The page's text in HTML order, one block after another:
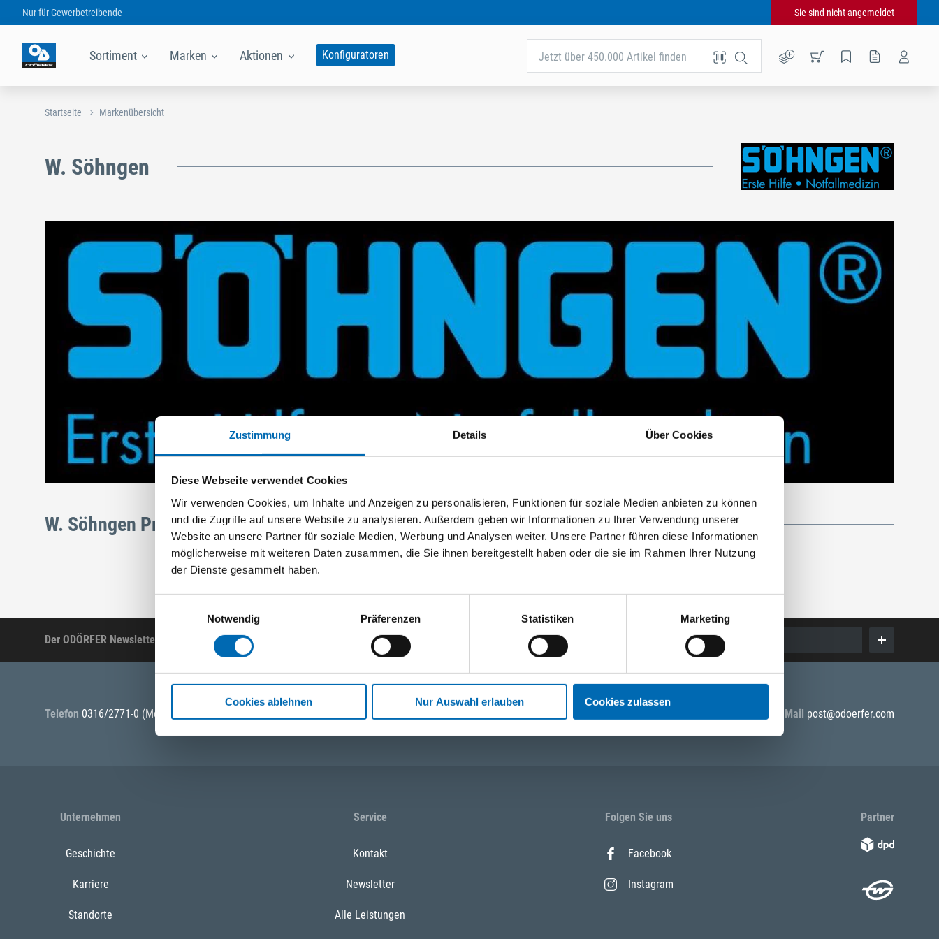
Zustimmung Details Über Cookies
Diese Webseite verwendet Cookies
Wir verwenden Cookies, um Inhalte und Anzeigen zu personalisieren, Funktionen für soziale Medien anbieten zu können
und die Zugriffe auf unsere Website zu analysieren. Außerdem geben wir Informationen zu Ihrer Verwendung unserer
Website an unsere Partner für soziale Medien, Werbung und Analysen weiter. Unsere Partner führen diese Informationen
möglicherweise mit weiteren Daten zusammen, die Sie ihnen bereitgestellt haben oder die sie im Rahmen Ihrer Nutzung
der Dienste gesammelt haben.
Notwendig
Präferenzen Statistiken Marketing
Cookies ablehnen Nur Auswahl erlauben Cookies zulassen
Nur fürGewerbetreibende Sie sind nicht angemeldet
Sortiment Marken Aktionen Konfiguratoren Jetzt über 450.000 Artikel finden
Startseite Markenübersicht
W. Söhngen
W. Söhngen Produkte
Der ODÖRFER Newsletter Produktneuheiten, Aktionen und Anwendungen. Bleiben Sie über Ihre Themen informiert! E-Mail eingeben
Telefon 0316/2771-0 (Mo - Do: 07:30 - 17:00 Uhr Fr: 07:30 - 13:00 Uhr) E-Mail post@odoerfer.com
Unternehmen
Geschichte
Karriere
Standorte
Service
Kontakt
Newsletter
Alle Leistungen
Folgen Sie uns
Facebook
Instagram
Partner